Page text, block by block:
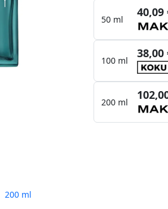
50 ml
40,09
100 ml
38,00
200 ml
200 ml